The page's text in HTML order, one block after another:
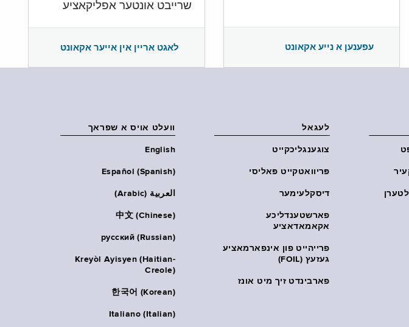
שרייבט אונטער אפליקאציע
לאגט אריין אין אייער אקאונט עפענען א נייע אקאונט
לעגאל
צוגענגליכקייט
פּריוואטקייט פּאליסי
דיסקלעימער
פארשטענדליכע
אקאמאדאציע
פרייהייט פון אינפארמאציע
געזעץ (FOIL)
פארבינדט זיך מיט אונז
וועלט אויס א שפראך
English
Español (Spanish)
العربية (Arabic)
中文 (Chinese)
русский (Russian)
Kreyòl Ayisyen (Haitian-
Creole)
한국어 (Korean)
Italiano (Italian)